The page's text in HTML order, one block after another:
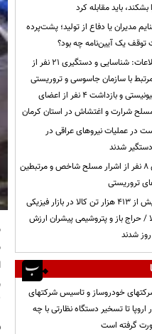
بشکند، باید مقابله کرد
مدیران یا دفاع از تولید؛ پشت‌پرده
توقف یک آیین‌نامه چه بود؟
وزارت اطلاعات: شناسایی و دستگیری ۲۱ نفر از
با سازمان جاسوسی و تروریستی
رژیم صهیونیستی و بازداشت ۴ نفر از اعضای
شرارت و اغتشاش در استان کرمان
در عملیات نیروهای عراقی در
دستگیر شدند
دستگیری ۸ نفر از اشرار مسلح شاخص و مرتبطین
تروریستی
معامله بیش از ۴۱۳ هزار تن کالا در بازار فیزیکی
/ حراج باز و پتروشیمی پیشران ارزش
شدند
خودروساز و تاسیس شرکتهای
اروپا تا تسخیر دستگاه نظارتی با چه
گرفته است